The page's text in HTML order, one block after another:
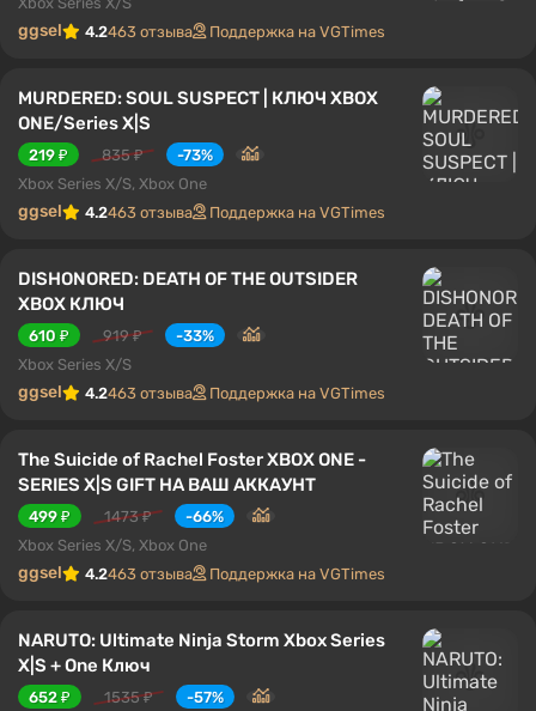
ggsel 4.2463 отзыва Поддержка на VGTimes
MURDERED: SOUL SUSPECT | КЛЮЧ XBOX
ONE/Series X|S
219 ₽ 835 ₽
-73%
Xbox Series X/S, Xbox One
ggsel 4.2463 отзыва Поддержка на VGTimes
DISHONORED: DEATH OF THE OUTSIDER
XBOX КЛЮЧ
610 ₽ 919 ₽
-33%
Xbox Series X/S
ggsel 4.2463 отзыва Поддержка на VGTimes
The Suicide of Rachel Foster XBOX ONE -
SERIES X|S GIFT НА ВАШ АККАУНТ
499 ₽ 1473 ₽
-66%
Xbox Series X/S, Xbox One
ggsel 4.2463 отзыва Поддержка на VGTimes
NARUTO: Ultimate Ninja Storm Xbox Series
X|S + One Ключ
652 ₽ 1535 ₽
-57%